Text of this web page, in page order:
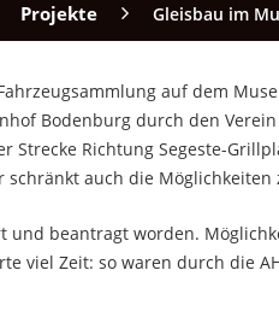
Projekte Gleisbau im
auf dem
Bodenburg durch den
Richtung Segeste-
auch die
beantragt worden.
Zeit: so waren durch die